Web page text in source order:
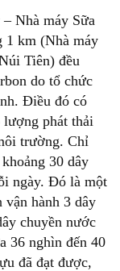
Nhà máy Sữa
1 km (Nhà máy
Tiên) đều
do tổ chức
Điều đó có
lượng phát thải
trường. Chỉ
30 dây
ngày. Đó là một
hành 3 dây
chuyền nước
36 nghìn đến 40
đã đạt được,